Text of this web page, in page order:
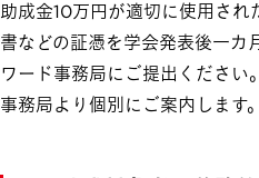
助成金10万円が適切に使用さ
書などの証憑を学会発表後一カ
ワード事務局にご提出ください
事務局より個別にご案内します。